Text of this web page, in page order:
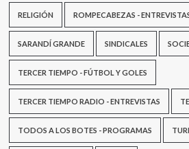
RELIGIÓN ROMPECABEZAS -
SARANDÍ GRANDE SINDICALES
TERCER TIEMPO - FÚTBOL Y GOLES
TERCER TIEMPO RADIO - ENTREVISTAS
TODOS A LOS BOTES - PROGRAMAS